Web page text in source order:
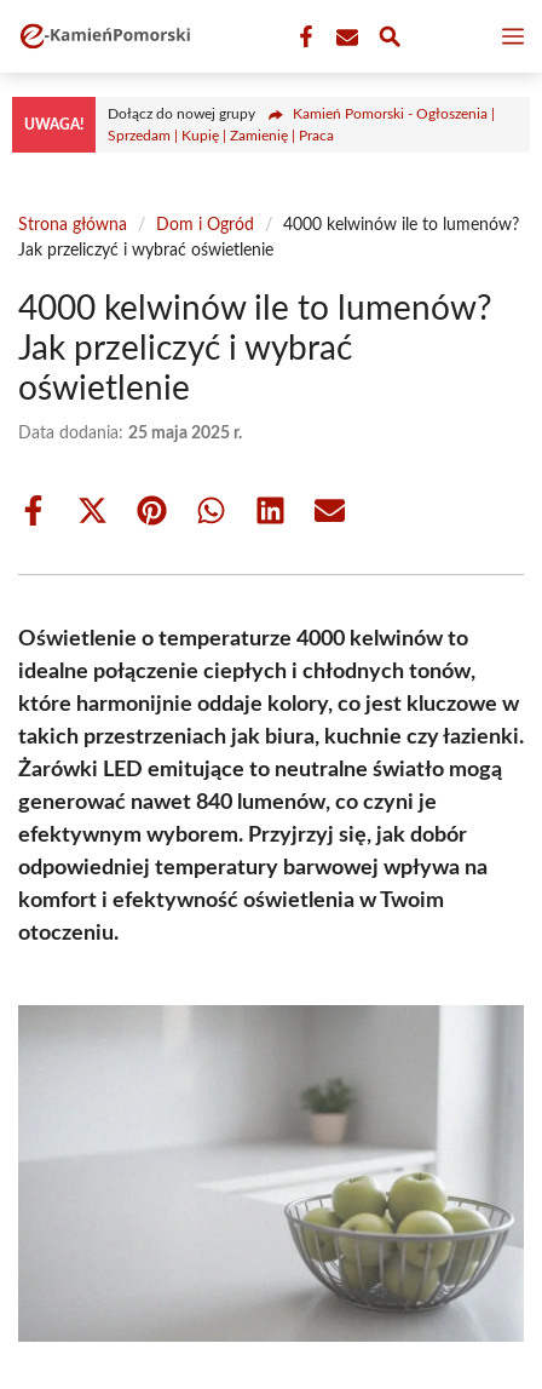
treści
UWAGA!
Dołącz do nowej grupy
Kamień Pomorski - Ogłoszenia |
Sprzedam | Kupię | Zamienię | Praca
Strona główna / Dom i Ogród /
4000 kelwinów ile to lumenów?
Jak przeliczyć i wybrać oświetlenie
4000 kelwinów ile to lumenów?
Jak przeliczyć i wybrać
oświetlenie
Data dodania: 25 maja 2025 r.
Share
Share
(Twitter)
Share Share Share Share
Oświetlenie o temperaturze 4000 kelwinów to
idealne połączenie ciepłych i chłodnych tonów,
które harmonijnie oddaje kolory, co jest kluczowe w
takich przestrzeniach jak biura, kuchnie czy łazienki.
Żarówki LED emitujące to neutralne światło mogą
generować nawet 840 lumenów, co czyni je
efektywnym wyborem. Przyjrzyj się, jak dobór
odpowiedniej temperatury barwowej wpływa na
komfort i efektywność oświetlenia w Twoim
otoczeniu.